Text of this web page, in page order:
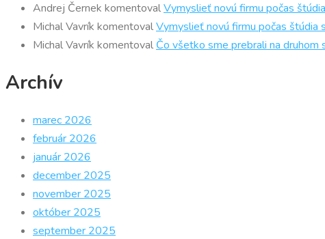
Andrej Černek komentovalVymyslieť novú firmu počas
Michal Vavrík komentovalVymyslieť novú firmu počas štúdia
Michal Vavrík komentoval Čo všetko sme prebrali na
Archív
marec 2026
február 2026
január 2026
december 2025
november 2025
október 2025
september 2025